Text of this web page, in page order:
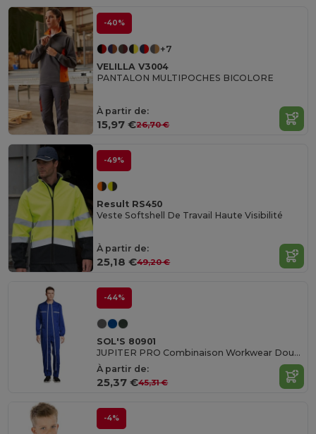
-40%
+7
VELILLA V3004
PANTALON MULTIPOCHES BICOLORE
À partir de:
15,97 €26,70 €
-49%
Result RS450
Veste Softshell De Travail Haute Visibilité
À partir de:
25,18 €49,20 €
-44%
SOL'S 80901
JUPITER PRO Combinaison Workwear Double Zip
À partir de:
25,37 €45,31 €
-4%